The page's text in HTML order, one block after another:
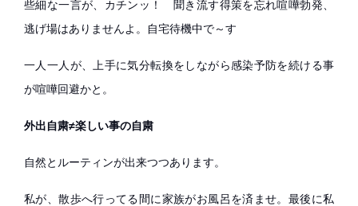
些細な一言が、カチンッ！ 聞き流す得策を忘れ喧嘩勃発、
逃げ場はありませんよ。自宅待機中で～す
一人一人が、上手に気分転換をしながら感染予防を続ける事
が喧嘩回避かと。
外出自粛≠楽しい事の自粛
自然とルーティンが出来つつあります。
私が、散歩へ行ってる間に家族がお風呂を済ませ。最後に私